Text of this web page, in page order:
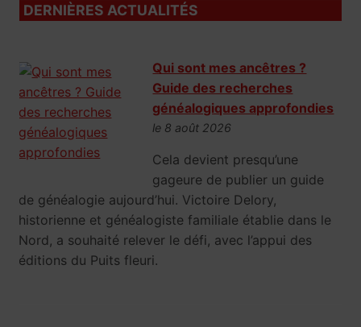
DERNIÈRES ACTUALITÉS
Qui sont mes ancêtres ?
Guide des recherches
généalogiques approfondies
le 8 août 2026
Cela devient presqu’une
gageure de publier un guide
de généalogie aujourd’hui. Victoire Delory,
historienne et généalogiste familiale établie dans le
Nord, a souhaité relever le défi, avec l’appui des
éditions du Puits fleuri.